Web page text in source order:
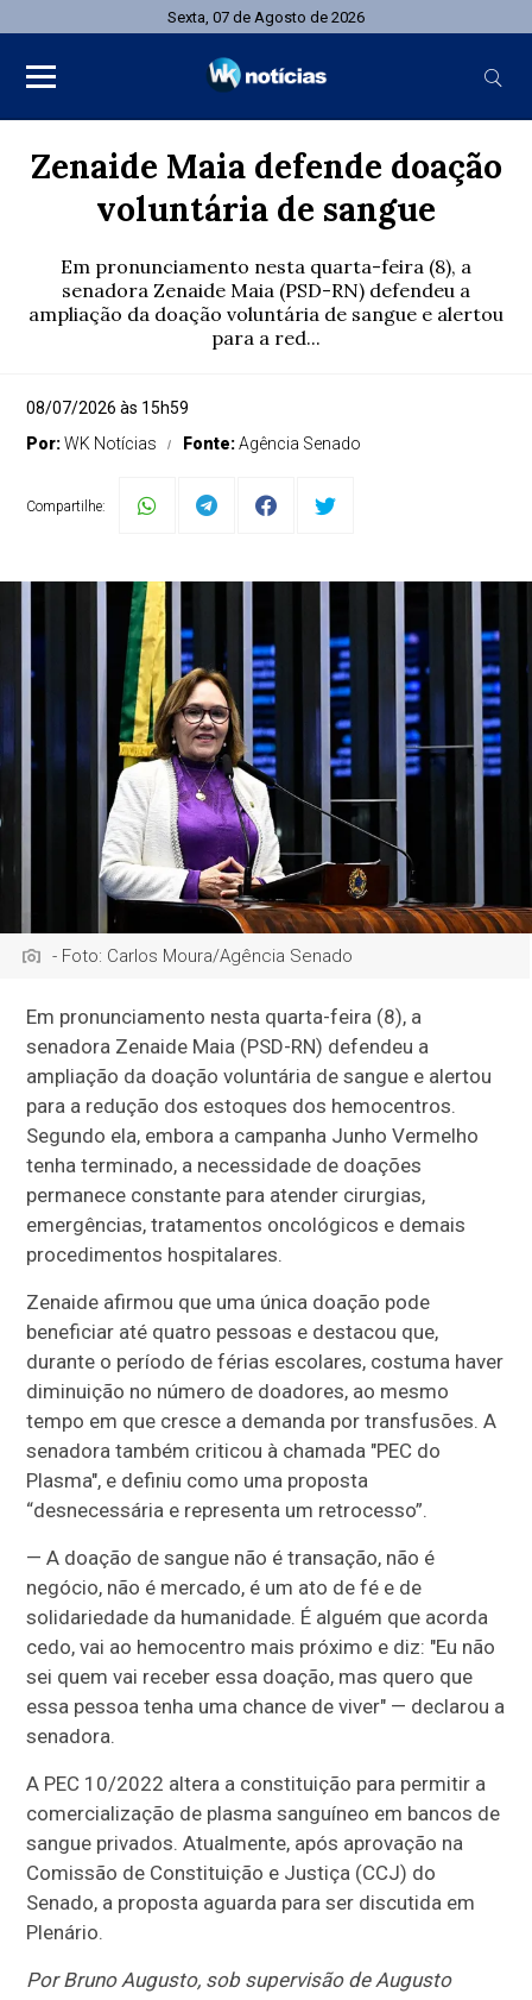
Sexta, 07 de Agosto de 2026
Zenaide Maia defende doação
voluntária de sangue
Em pronunciamento nesta quarta-feira (8), a
senadora Zenaide Maia (PSD-RN) defendeu a
ampliação da doação voluntária de sangue e alertou
para a red...
08/07/2026 às 15h59
Por:WK Notícias Fonte:Agência Senado
Compartilhe:
- Foto: Carlos Moura/Agência Senado
Em pronunciamento nesta quarta-feira (8), a
senadora Zenaide Maia (PSD-RN) defendeu a
ampliação da doação voluntária de sangue e alertou
para a redução dos estoques dos hemocentros.
Segundo ela, embora a campanha Junho Vermelho
tenha terminado, a necessidade de doações
permanece constante para atender cirurgias,
emergências, tratamentos oncológicos e demais
procedimentos hospitalares.
Zenaide afirmou que uma única doação pode
beneficiar até quatro pessoas e destacou que,
durante o período de férias escolares, costuma haver
diminuição no número de doadores, ao mesmo
tempo em que cresce a demanda por transfusões. A
senadora também criticou à chamada "PEC do
Plasma", e definiu como uma proposta
“desnecessária e representa um retrocesso”.
— A doação de sangue não é transação, não é
negócio, não é mercado, é um ato de fé e de
solidariedade da humanidade. É alguém que acorda
cedo, vai ao hemocentro mais próximo e diz: "Eu não
sei quem vai receber essa doação, mas quero que
essa pessoa tenha uma chance de viver" — declarou a
senadora.
A PEC 10/2022 altera a constituição para permitir a
comercialização de plasma sanguíneo em bancos de
sangue privados. Atualmente, após aprovação na
Comissão de Constituição e Justiça (CCJ) do
Senado, a proposta aguarda para ser discutida em
Plenário.
Por Bruno Augusto, sob supervisão de Augusto